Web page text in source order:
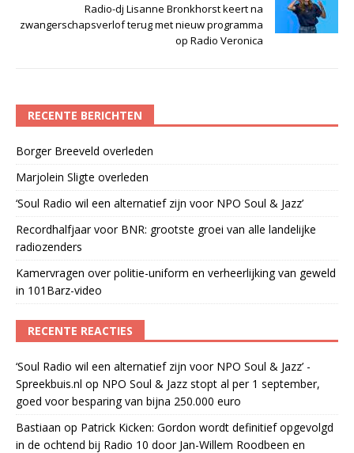
Radio-dj Lisanne Bronkhorst keert na
zwangerschapsverlof terug met nieuw programma
op Radio Veronica
RECENTE BERICHTEN
Borger Breeveld overleden
Marjolein Sligte overleden
‘Soul Radio wil een alternatief zijn voor NPO Soul & Jazz’
Recordhalfjaar voor BNR: grootste groei van alle landelijke
radiozenders
Kamervragen over politie-uniform en verheerlijking van geweld
in 101Barz-video
RECENTE REACTIES
‘Soul Radio wil een alternatief zijn voor NPO Soul & Jazz’ -
Spreekbuis.nl op NPO Soul & Jazz stopt al per 1 september,
goed voor besparing van bijna 250.000 euro
Bastiaan op Patrick Kicken: Gordon wordt definitief opgevolgd
in de ochtend bij Radio 10 door Jan-Willem Roodbeen en